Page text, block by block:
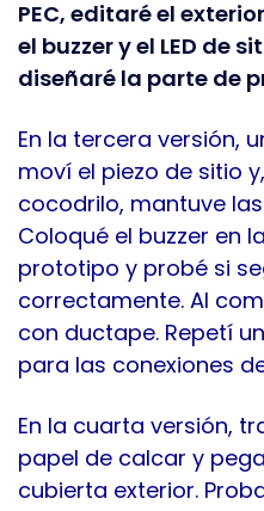
PEC, editaré el
el buzzer y el LED de
diseñaré la parte de
En la tercera versión,
moví el piezo de sitio
cocodrilo, mantuve
Coloqué el buzzer en
prototipo y probé si
correctamente. Al
con ductape. Repetí
para las conexiones del
En la cuarta versión,
papel de calcar y
cubierta exterior.